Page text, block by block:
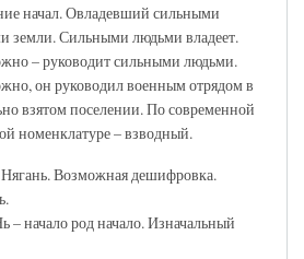
начал. Овладевший сильными
земли. Сильными людьми владеет.
– руководит сильными людьми.
он руководил военным отрядом в
взятом поселении. По современной
номенклатуре – взводный.
Возможная дешифровка.
– начало род начало. Изначальный